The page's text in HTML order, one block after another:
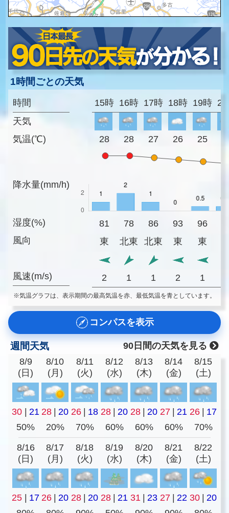
1時間ごとの天気
時間
天気
気温(℃)
降水量(mm/h)
湿度(%)
風向
風速(m/s)
15時 16時 17時 18時 19時
28 28 27 26 25
81 78 86 93 96
東
北東 北東 東 東
2 1 1 2 1
※気温グラフは、表示期間の最高気温を赤、最低気温を青としています。
コンパスを表示
週間天気
90日間の天気を見る
8/9
(日)
8/10
(月)
8/11
(火)
8/12
(水)
8/13
(木)
8/14
(金)
8/15
(土)
30 21 28 20 26 18 28 20 28 20 27 21 26
17
50%
20% 70% 60% 60% 60% 70%
8/16
(日)
8/17
(月)
8/18
(火)
8/19
(水)
8/20
(木)
8/21
(金)
8/22
(土)
25 17 26 20 28 20 28 21 31 23 27 22 30
20